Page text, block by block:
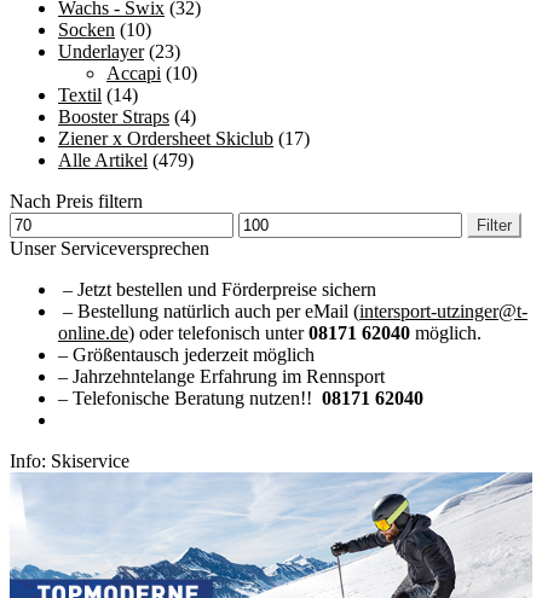
Wachs - Swix (32)
Socken (10)
Underlayer (23)
Accapi (10)
Textil (14)
Booster Straps (4)
Ziener x Ordersheet Skiclub (17)
Alle Artikel (479)
Nach Preis filtern
Min.
Preis
Max.
Preis
Filter
Unser Serviceversprechen
– Jetzt bestellen und Förderpreise sichern
– Bestellung natürlich auch per eMail (intersport-utzinger@t-
online.de) oder telefonisch unter08171 62040 möglich.
– Größentausch jederzeit möglich
– Jahrzehntelange Erfahrung im Rennsport
– Telefonische Beratung nutzen!! 08171 62040
Info: Skiservice